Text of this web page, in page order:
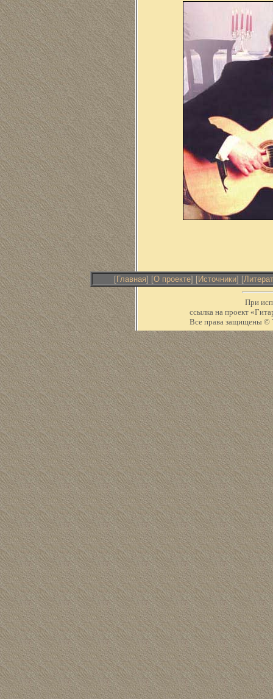
[Главная] [О проекте] [Источники] [
При
ссылка на проект
Все права защищены ©